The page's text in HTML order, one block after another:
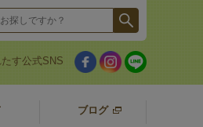
たす公式SNS
ブログ